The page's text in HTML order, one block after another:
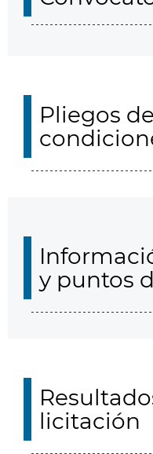
Pliegos de
y puntos
licitación